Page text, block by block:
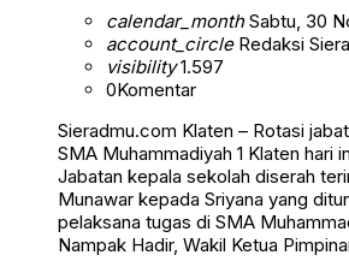
calendar_monthSabtu, 30
account_circleRedaksi
visibility1.597
0Komentar
Sieradmu.com Klaten – Rotasi
SMA Muhammadiyah 1 Klaten hari
Jabatan kepala sekolah diserah
Munawar kepada Sriyana yang
pelaksana tugas di SMA
Nampak Hadir, Wakil Ketua